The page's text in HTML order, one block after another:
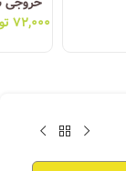
۷۲,۰۰۰